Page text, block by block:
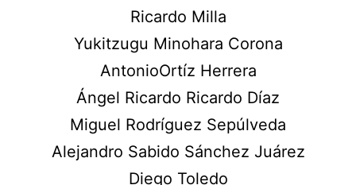
Ricardo Milla
Yukitzugu Minohara Corona
AntonioOrtíz Herrera
Ángel Ricardo Ricardo Díaz
Miguel Rodríguez Sepúlveda
Alejandro Sabido Sánchez Juárez
Diego Toledo